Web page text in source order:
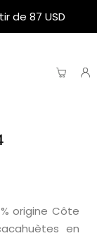
de 87 USD
origine Côte
en